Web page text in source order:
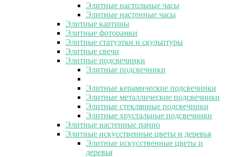
Элитные настольные часы
Элитные настенные часы
Элитные картины
Элитные фоторамки
Элитные статуэтки и скульптуры
Элитные свечи
Элитные подсвечники
Элитные подсвечники
Элитные керамические подсвечники
Элитные металлические подсвечники
Элитные стеклянные подсвечники
Элитные хрустальные подсвечники
Элитные настенные панно
Элитные искусственные цветы и деревья
Элитные искусственные цветы и
деревья